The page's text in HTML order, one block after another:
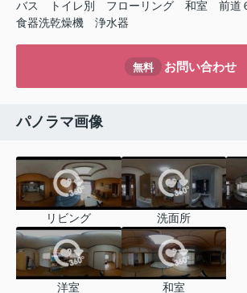
バス トイレ別 フローリング 和室 前道
食器洗乾燥機
浄水器
無料 お問い合わせ
パノラマ画像
リビング 洗面所
洋室 和室